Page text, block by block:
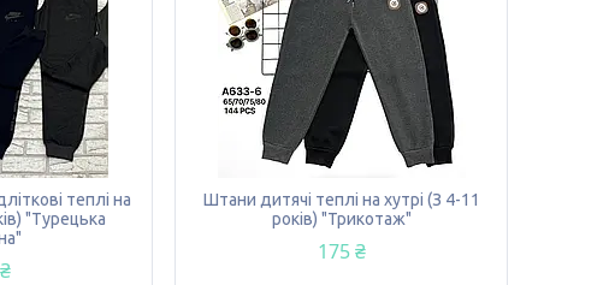
теплі на
"Турецька
Штани дитячі теплі на хутрі (З 4-11
років) "Трикотаж"
175 ₴